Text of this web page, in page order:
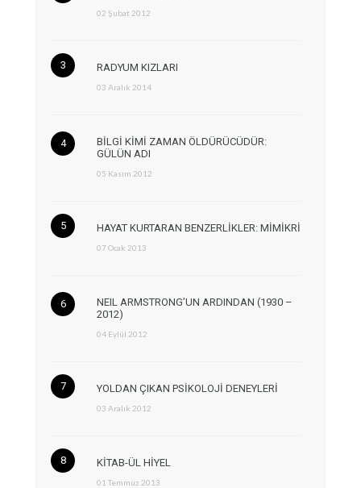
02 Şubat 2012
RADYUM KIZLARI
03 Aralık 2014
BİLGİ KİMİ ZAMAN ÖLDÜRÜCÜDÜR:
GÜLÜN ADI
05 Kasım 2012
HAYAT KURTARAN BENZERLİKLER: MİMİKRİ
07 Ocak 2013
NEIL ARMSTRONG’UN ARDINDAN (1930 –
2012)
04 Eylül 2012
YOLDAN ÇIKAN PSİKOLOJİ DENEYLERİ
03 Aralık 2012
KİTAB-ÜL HİYEL
01 Temmuz 2013